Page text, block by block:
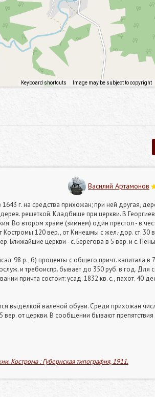
Keyboard shortcuts Image may be subject to copyright
Василий Артамонов
г. на средства прихожан; при ней другая,
решеткой. Кладбище при церкви. В
Во втором храме (зимнем) один престол - в
120 вер., от Кинешмы с жел.-дор. ст. 30
Ближайшие церкви - с. Берегова в 5 вер. и с.
98 р., б) проценты с общего причт. капитала в
и требоиспр. бывает до 350 руб. в год. Для
причта состоит: усад. 1832 кв. с., пахот. 40
выделкой валеной обуви. Среди прихожан
вер. от церкви. В сообщении бывают
Кострома : Губернская типография, 1911.